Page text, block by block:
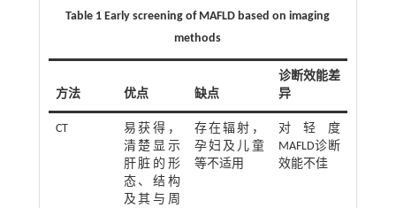
Table 1 Early screening of MAFLD based on imaging
methods
方法 优点 缺点
诊断效能差
异
CT
易获得，
清楚显示
肝脏的形
态、结构
及其与周
存在辐射，
孕妇及儿童
等不适用
对轻度
MAFLD诊断
效能不佳